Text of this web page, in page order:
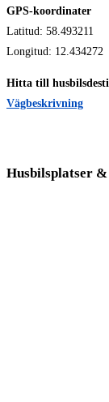
GPS-koordinater
Latitud: 58.493211
Longitud: 12.434272
Hitta till
Vägbeskrivning
Husbilsplatser &